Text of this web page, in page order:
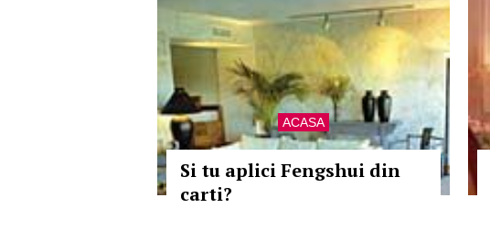
ACASA
Si tu aplici Fengshui din
carti?